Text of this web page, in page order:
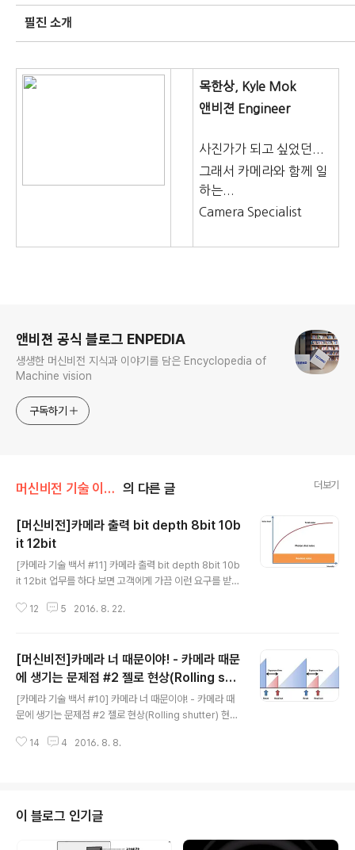
필진 소개
목한상, Kyle Mok
앤비젼 Engineer
사진가가 되고 싶었던...
그래서 카메라와 함께 일
하는...
Camera Specialist
앤비젼 공식 블로그 ENPEDIA
생생한 머신비전 지식과 이야기를 담은 Encyclopedia of
Machine vision
구독하기
머신비전 기술 이야기/카메라 의 다른 글 더보기
[머신비전]카메라 출력 bit depth 8bit 10b
it 12bit
[카메라 기술 백서 #11] 카메라 출력 bit depth 8bit 10b
it 12bit 업무를 하다 보면 고객에게 가끔 이런 요구를 받는
의 gray 차이까지 구분해야 해서 8bit 출력으로는 부족합
이며 왜 이런 차이가 발생하는지부터 알아보자. 8bit / 10
bit / 12bit 출력과 같은 spec은 output bit depth라고
하며 이를 설명하기 위해 Digital과 Analog의 차이부터
시작해야 하지만 이건 독자를 너무 무시하는 처사로 보여
바로 bit depth에 대해 설명 하겠다. 디지털신호는..
12 5 2016. 8. 22.
[머신비전]카메라 너 때문이야! - 카메라 때문
에 생기는 문제점 #2 젤로 현상(Rolling shu
tter) 현상
[카메라 기술 백서 #10] 카메라 너 때문이야! - 카메라 때
문에 생기는 문제점 #2 젤로 현상(Rolling shutter) 현상
오는 어벤저스 급 포스팅이 되겠다.(빈도만 따진다면…). 최
메라로 촬영된 영상을 방송에 내보낼 정도로 commercia
l image sensor의 품질은 많이 좋아졌다.머신 비전용 카
메라를 다른 말로 표현하면 그냥 동영상 촬영이 가능한 카
14 4 2016. 8. 8.
이 블로그 인기글